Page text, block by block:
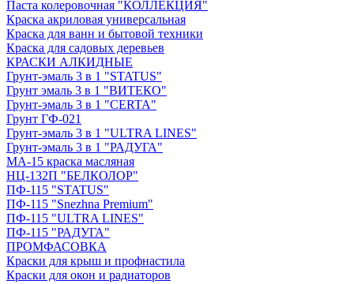
Паста колеровочная "КОЛЛЕКЦИЯ"
Краска акриловая универсальная
Краска для ванн и бытовой техники
Краска для садовых деревьев
КРАСКИ АЛКИДНЫЕ
Грунт-эмаль 3 в 1 "STATUS"
Грунт эмаль 3 в 1 "ВИТЕКО"
Грунт-эмаль 3 в 1 "CERTA"
Грунт ГФ-021
Грунт-эмаль 3 в 1 "ULTRA LINES"
Грунт-эмаль 3 в 1 "РАДУГА"
МА-15 краска масляная
НЦ-132П "БЕЛКОЛОР"
ПФ-115 "STATUS"
ПФ-115 "Snezhna Premium"
ПФ-115 "ULTRA LINES"
ПФ-115 "РАДУГА"
ПРОМФАСОВКА
Краски для крыш и профнастила
Краски для окон и радиаторов